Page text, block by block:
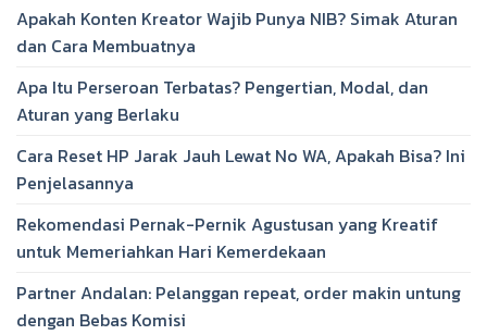
Apakah Konten Kreator Wajib Punya NIB? Simak Aturan
dan Cara Membuatnya
Apa Itu Perseroan Terbatas? Pengertian, Modal, dan
Aturan yang Berlaku
Cara Reset HP Jarak Jauh Lewat No WA, Apakah Bisa? Ini
Penjelasannya
Rekomendasi Pernak-Pernik Agustusan yang Kreatif
untuk Memeriahkan Hari Kemerdekaan
Partner Andalan: Pelanggan repeat, order makin untung
dengan Bebas Komisi